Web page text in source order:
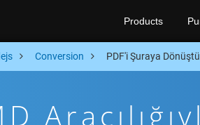
Products
Conversion PDF'i Şuraya